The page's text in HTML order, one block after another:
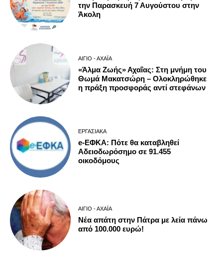
την Παρασκευή 7 Αυγούστου στην
Άκολη
ΑΊΓΙΟ - ΑΧΑΪ́Α
«Άλμα Ζωής» Αχαΐας: Στη μνήμη του
Θωμά Μακατσώρη – Ολοκληρώθηκε
η πράξη προσφοράς αντί στεφάνων
ΕΡΓΑΣΙΑΚΆ
e-ΕΦΚΑ: Πότε θα καταβληθεί
Αδειοδωρόσημο σε 91.455
οικοδόμους
ΑΊΓΙΟ - ΑΧΑΪ́Α
Νέα απάτη στην Πάτρα με λεία πάνω
από 100.000 ευρώ!